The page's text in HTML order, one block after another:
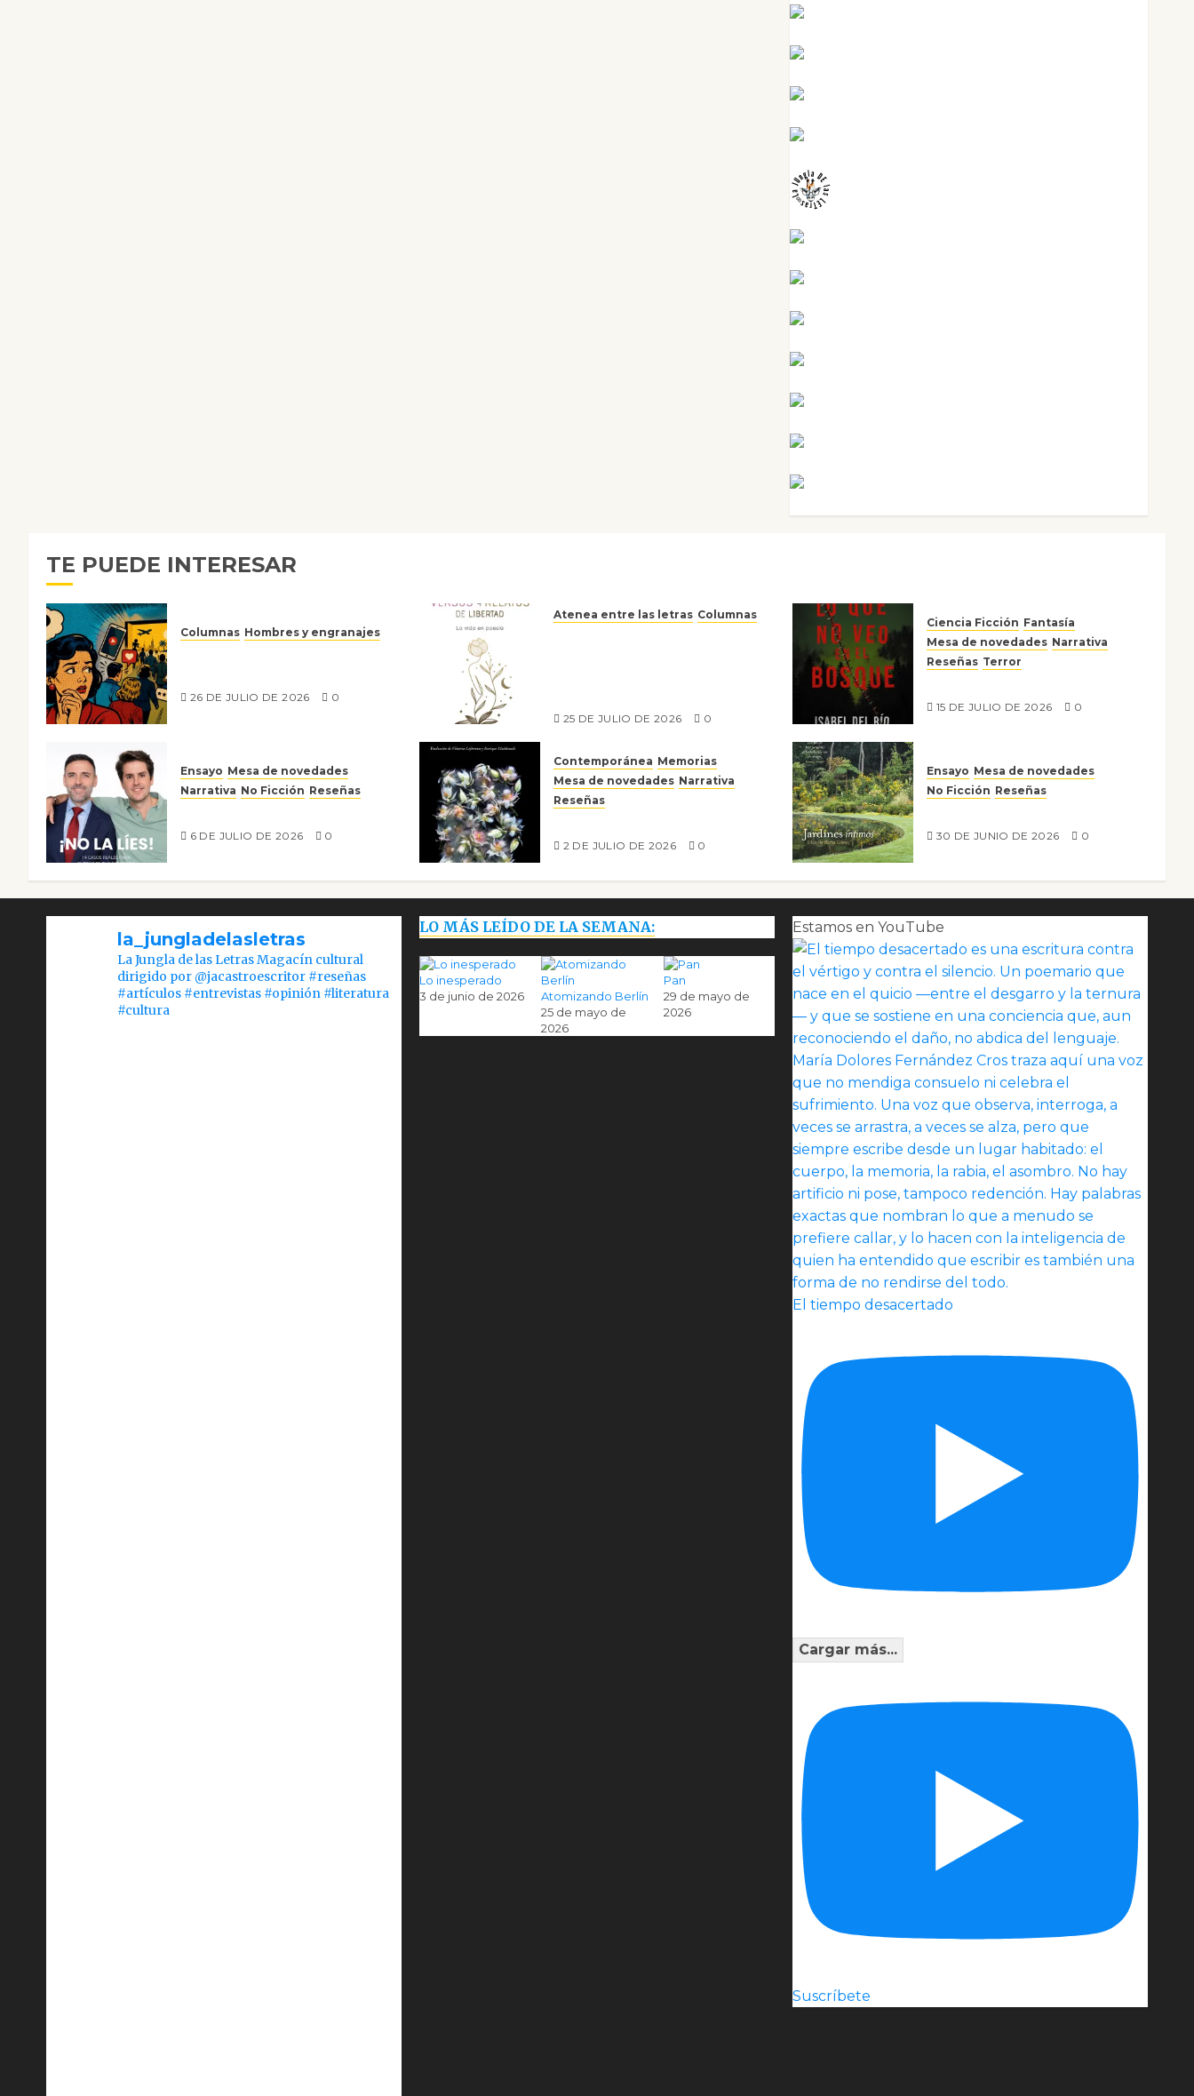
TE PUEDE INTERESAR
Columnas Hombres y engranajes
26 DE JULIO DE 2026 0
Atenea entre las letras Columnas
25 DE JULIO DE 2026 0
Ciencia Ficción Fantasía
Mesa de novedades Narrativa
Reseñas Terror
15 DE JULIO DE 2026 0
Ensayo Mesa de novedades
Narrativa No Ficción Reseñas
6 DE JULIO DE 2026 0
Contemporánea Memorias
Mesa de novedades Narrativa
Reseñas
2 DE JULIO DE 2026 0
Ensayo Mesa de novedades
No Ficción Reseñas
30 DE JUNIO DE 2026 0
la_jungladelasletras
La Jungla de las Letras Magacín cultural
dirigido por @jacastroescritor #reseñas
#artículos #entrevistas #opinión #literatura
#cultura
LO MÁS LEÍDO DE LA SEMANA:
Lo inesperado
3 de junio de 2026
Atomizando Berlín
25 de mayo de
2026
Pan
29 de mayo de
2026
Estamos en YouTube
El tiempo desacertado
Cargar más...
Suscríbete